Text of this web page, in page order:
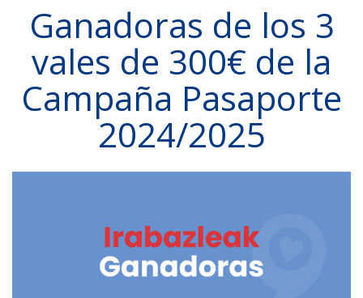
Ganadoras de los 3
vales de 300€ de la
Campaña Pasaporte
2024/2025